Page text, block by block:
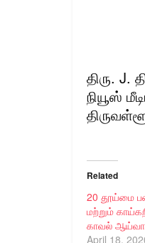
திரு. J.
நியூஸ்
Related
20 தூய்மை
மற்றும்
காவல்
April 18,